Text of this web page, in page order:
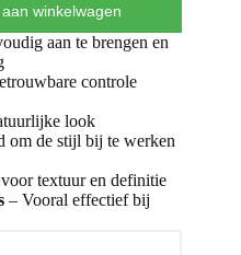
winkelwagen
aan te brengen en
controle
look
om de stijl bij te werken
textuur en definitie
– Vooral effectief bij